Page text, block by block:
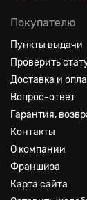
Покупателю
Пункты выдачи
Проверить
Доставка и
Вопрос-ответ
Гарантия,
Контакты
О компании
Франшиза
Карта сайта